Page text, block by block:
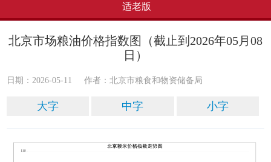
适老版
北京市场粮油价格指数图（截止到2026年05月08
日）
日期：2026-05-11 作者：​北京市粮食和物资储备局
大字 中字 小字